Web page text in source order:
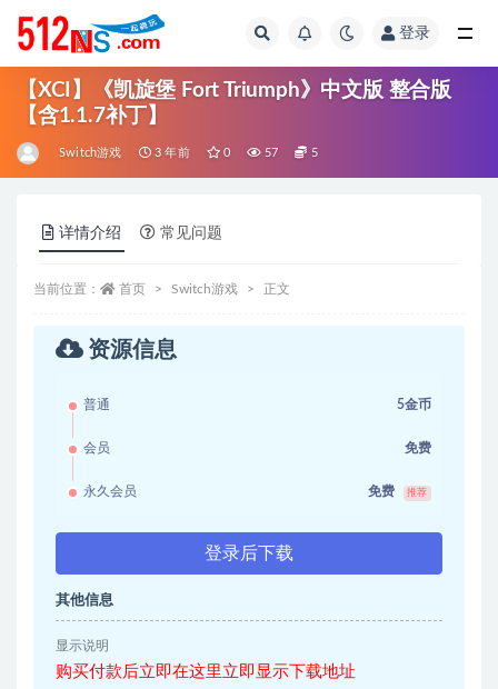
登录
【XCI】《凯旋堡 Fort Triumph》中文版 整合版
【含1.1.7补丁】
Switch游戏 3 年前 0 57 5
详情介绍 常见问题
当前位置： 首页 Switch游戏 正文
资源信息
普通 5金币
会员 免费
永久会员 免费 推荐
登录后下载
其他信息
显示说明
购买付款后立即在这里立即显示下载地址